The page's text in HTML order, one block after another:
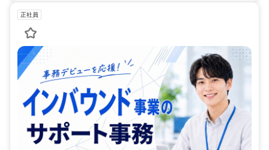
正社員